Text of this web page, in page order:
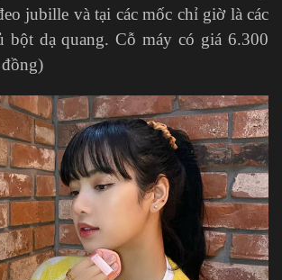
jubille và tại các mốc chỉ giờ là các
bột dạ quang. Cỗ máy có giá 6.300